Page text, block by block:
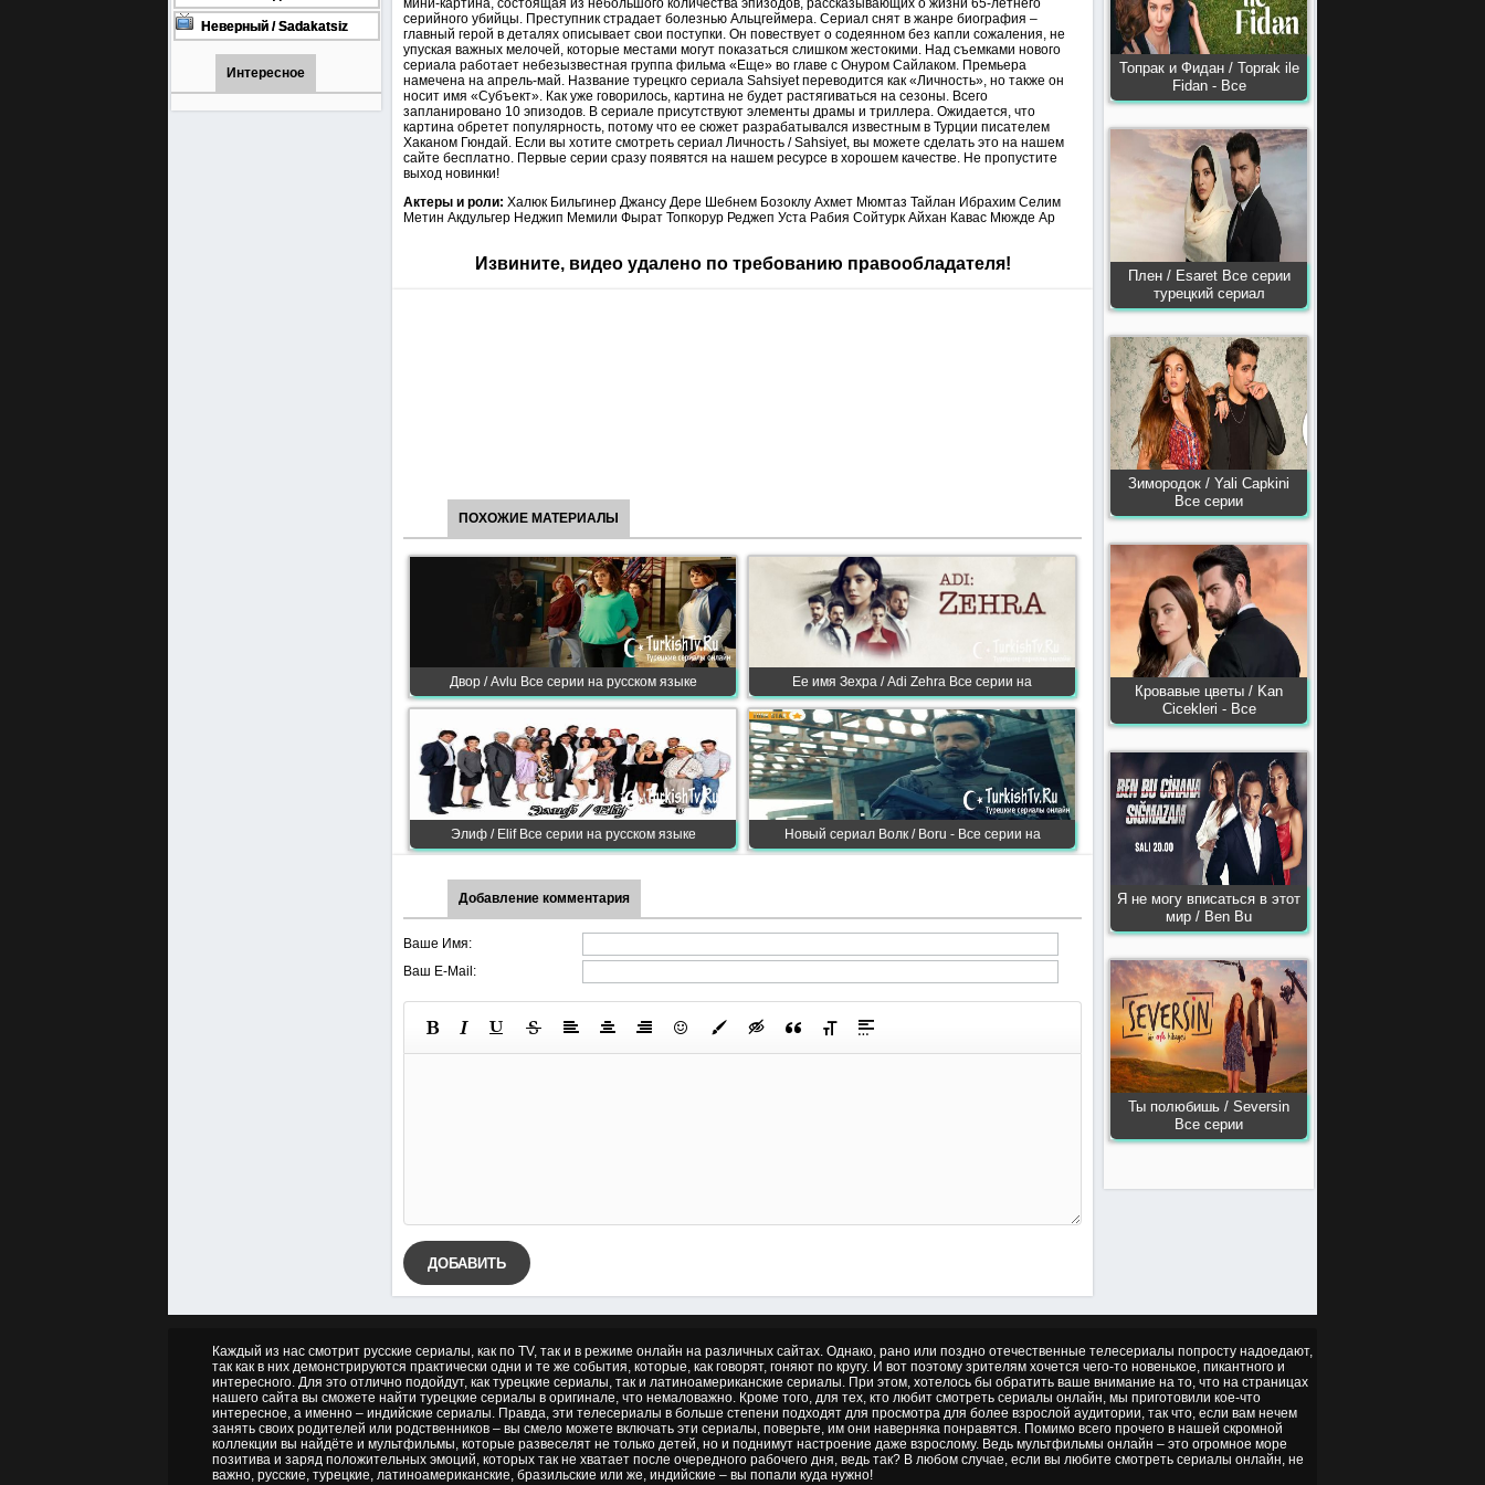
онлайн бесплатно
1001 (Турецкий сериал Все
серии) 1-90 серия
Неверный / Sadakatsiz
Все серии турецкий сериал
смотреть онлайн на
русском языке
Интересное
Топрак и Фидан / Toprak ile
Fidan - Все
Плен / Esaret Все серии
турецкий сериал
Зимородок / Yali Capkini
Все серии
Кровавые цветы / Kan
Сiсekleri - Все
Я не могу вписаться в этот
мир / Ben Bu
Ты полюбишь / Seversin
Все серии
мини-картина, состоящая из небольшого количества эпизодов, рассказывающих о жизни 65-летнего
серийного убийцы. Преступник страдает болезнью Альцгеймера. Сериал снят в жанре биография –
главный герой в деталях описывает свои поступки. Он повествует о содеянном без капли сожаления, не
упуская важных мелочей, которые местами могут показаться слишком жестокими. Над съемками нового
сериала работает небезызвестная группа фильма «Еще» во главе с Онуром Сайлаком. Премьера
намечена на апрель-май. Название турецкго сериала Sahsiyet переводится как «Личность», но также он
носит имя «Субъект». Как уже говорилось, картина не будет растягиваться на сезоны. Всего
запланировано 10 эпизодов. В сериале присутствуют элементы драмы и триллера. Ожидается, что
картина обретет популярность, потому что ее сюжет разрабатывался известным в Турции писателем
Хаканом Гюндай. Если вы хотите смотреть сериал Личность / Sahsiyet, вы можете сделать это на нашем
сайте бесплатно. Первые серии сразу появятся на нашем ресурсе в хорошем качестве. Не пропустите
выход новинки!
Актеры и роли: Халюк Бильгинер Джансу Дере Шебнем Бозоклу Ахмет Мюмтаз Тайлан Ибрахим Селим
Метин Акдульгер Неджип Мемили Фырат Топкорур Реджеп Уста Рабия Сойтурк Айхан Кавас Мюжде Ар
Извините, видео удалено по требованию правообладателя!
ПОХОЖИЕ МАТЕРИАЛЫ
Двор / Avlu Все серии на русском языке Ее имя Зехра / Adi Zehra Все серии на
Элиф / Elif Все серии на русском языке Новый сериал Волк / Boru - Все серии на
Добавление комментария
Ваше Имя:
Ваш E-Mail:
ДОБАВИТЬ
Каждый из нас смотрит русские сериалы, как по TV, так и в режиме онлайн на различных сайтах. Однако, рано или поздно отечественные телесериалы попросту надоедают,
так как в них демонстрируются практически одни и те же события, которые, как говорят, гоняют по кругу. И вот поэтому зрителям хочется чего-то новенькое, пикантного и
интересного. Для это отлично подойдут, как турецкие сериалы, так и латиноамериканские сериалы. При этом, хотелось бы обратить ваше внимание на то, что на страницах
нашего сайта вы сможете найти турецкие сериалы в оригинале, что немаловажно. Кроме того, для тех, кто любит смотреть сериалы онлайн, мы приготовили кое-что
интересное, а именно – индийские сериалы. Правда, эти телесериалы в больше степени подходят для просмотра для более взрослой аудитории, так что, если вам нечем
занять своих родителей или родственников – вы смело можете включать эти сериалы, поверьте, им они наверняка понравятся. Помимо всего прочего в нашей скромной
коллекции вы найдёте и мультфильмы, которые развеселят не только детей, но и поднимут настроение даже взрослому. Ведь мультфильмы онлайн – это огромное море
позитива и заряд положительных эмоций, которых так не хватает после очередного рабочего дня, ведь так? В любом случае, если вы любите смотреть сериалы онлайн, не
важно, русские, турецкие, латиноамериканские, бразильские или же, индийские – вы попали куда нужно!